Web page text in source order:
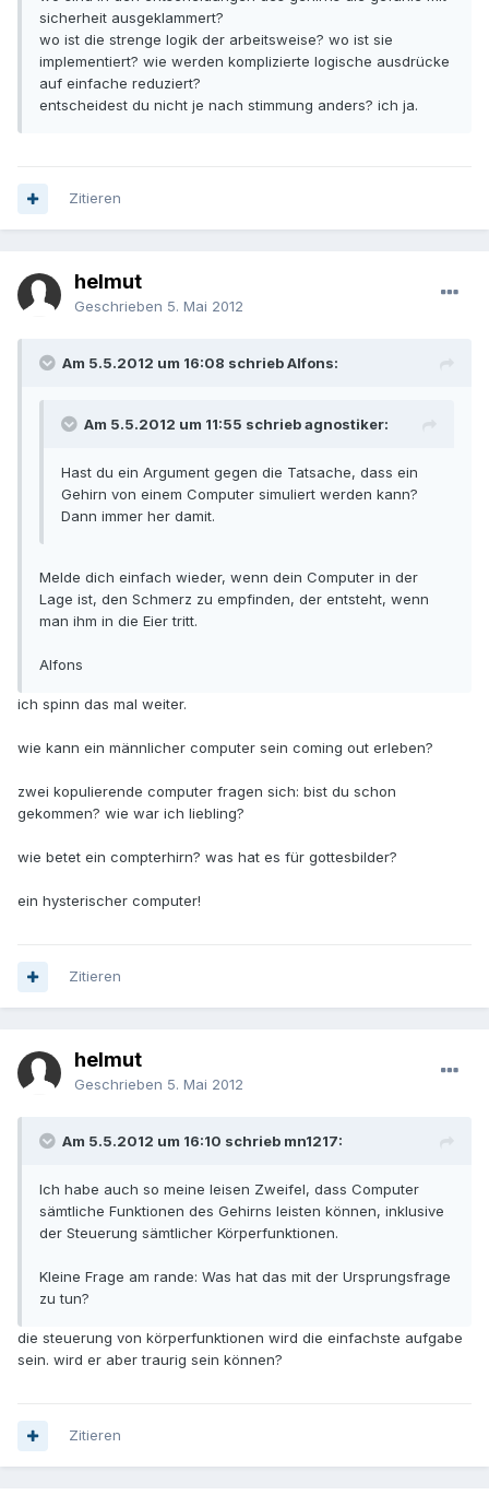
sicherheit ausgeklammert?
wo ist die strenge logik der arbeitsweise? wo ist sie
implementiert? wie werden komplizierte logische ausdrücke
auf einfache reduziert?
entscheidest du nicht je nach stimmung anders? ich ja.
Zitieren
helmut
Geschrieben 5. Mai 2012
Am 5.5.2012 um 16:08 schrieb Alfons:
Am 5.5.2012 um 11:55 schrieb agnostiker:
Hast du ein Argument gegen die Tatsache, dass ein
Gehirn von einem Computer simuliert werden kann?
Dann immer her damit.
Melde dich einfach wieder, wenn dein Computer in der
Lage ist, den Schmerz zu empfinden, der entsteht, wenn
man ihm in die Eier tritt.
Alfons
ich spinn das mal weiter.
wie kann ein männlicher computer sein coming out erleben?
zwei kopulierende computer fragen sich: bist du schon
gekommen? wie war ich liebling?
wie betet ein compterhirn? was hat es für gottesbilder?
ein hysterischer computer!
Zitieren
helmut
Geschrieben 5. Mai 2012
Am 5.5.2012 um 16:10 schrieb mn1217:
Ich habe auch so meine leisen Zweifel, dass Computer
sämtliche Funktionen des Gehirns leisten können, inklusive
der Steuerung sämtlicher Körperfunktionen.
Kleine Frage am rande: Was hat das mit der Ursprungsfrage
zu tun?
die steuerung von körperfunktionen wird die einfachste aufgabe
sein. wird er aber traurig sein können?
Zitieren